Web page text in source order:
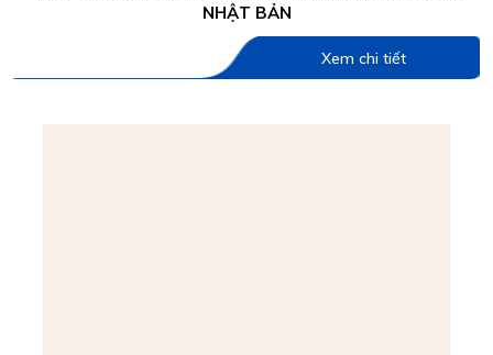
NHẬT BẢN
Xem chi tiết